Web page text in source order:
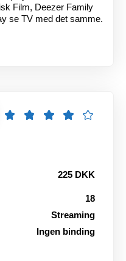
Film, Deezer Family
se TV med det samme.
225 DKK
18
Streaming
Ingen binding